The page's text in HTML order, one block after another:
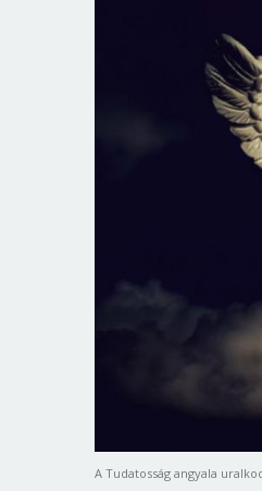
A Tudatosság angyala